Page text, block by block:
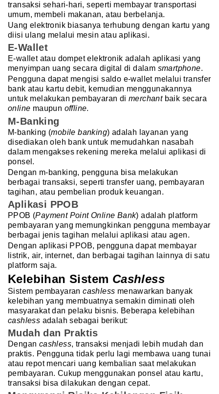
transaksi sehari-hari, seperti membayar transportasi
umum, membeli makanan, atau berbelanja.
Uang elektronik biasanya terhubung dengan kartu yang
diisi ulang melalui mesin atau aplikasi.
E-Wallet
E-wallet atau dompet elektronik adalah aplikasi yang
menyimpan uang secara digital di dalam smartphone.
Pengguna dapat mengisi saldo e-wallet melalui transfer
bank atau kartu debit, kemudian menggunakannya
untuk melakukan pembayaran di merchantbaik secara
online maupun offline.
M-Banking
M-banking (mobile banking) adalah layanan yang
disediakan oleh bank untuk memudahkan nasabah
dalam mengakses rekening mereka melalui aplikasi di
ponsel.
Dengan m-banking, pengguna bisa melakukan
berbagai transaksi, seperti transfer uang, pembayaran
tagihan, atau pembelian produk keuangan.
Aplikasi PPOB
PPOB (Payment Point Online Bank) adalah platform
pembayaran yang memungkinkan pengguna membayar
berbagai jenis tagihan melalui aplikasi atau agen.
Dengan aplikasi PPOB, pengguna dapat membayar
listrik, air, internet, dan berbagai tagihan lainnya di satu
platform saja.
Kelebihan Sistem Cashless
Sistem pembayarancashless menawarkan banyak
kelebihan yang membuatnya semakin diminati oleh
masyarakat dan pelaku bisnis. Beberapa kelebihan
cashless adalah sebagai berikut:
Mudah dan Praktis
Dengan cashless, transaksi menjadi lebih mudah dan
praktis. Pengguna tidak perlu lagi membawa uang tunai
atau repot mencari uang kembalian saat melakukan
pembayaran. Cukup menggunakan ponsel atau kartu,
transaksi bisa dilakukan dengan cepat.